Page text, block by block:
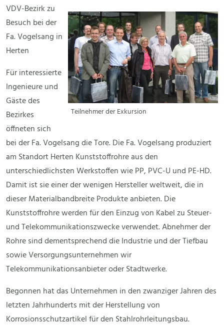
Teilnehmer der Exkursion
VDV-Bezirk zu
Besuch bei der
Fa. Vogelsang in
Herten
Für interessierte
Ingenieure und
Gäste des
Bezirkes
öffneten sich
bei der Fa. Vogelsang die Tore. Die Fa. Vogelsang produziert
am Standort Herten Kunststoffrohre aus den
unterschiedlichsten Werkstoffen wie PP, PVC-U und PE-HD.
Damit ist sie einer der wenigen Hersteller weltweit, die in
dieser Materialbandbreite Produkte anbieten. Die
Kunststoffrohre werden für den Einzug von Kabel zu Steuer-
und Telekommunikationszwecke verwendet. Abnehmer der
Rohre sind dementsprechend die Industrie und der Tiefbau
sowie Versorgungsunternehmen wir
Telekommunikationsanbieter oder Stadtwerke.
Begonnen hat das Unternehmen in den zwanziger Jahren des
letzten Jahrhunderts mit der Herstellung von
Korrosionsschutzartikel für den Stahlrohrleitungsbau.